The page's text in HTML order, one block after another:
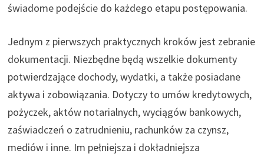
świadome podejście do każdego etapu postępowania.
Jednym z pierwszych praktycznych kroków jest zebranie
dokumentacji. Niezbędne będą wszelkie dokumenty
potwierdzające dochody, wydatki, a także posiadane
aktywa i zobowiązania. Dotyczy to umów kredytowych,
pożyczek, aktów notarialnych, wyciągów bankowych,
zaświadczeń o zatrudnieniu, rachunków za czynsz,
mediów i inne. Im pełniejsza i dokładniejsza